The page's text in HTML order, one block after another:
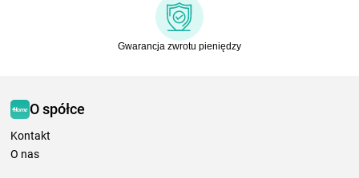
Gwarancja zwrotu pieniędzy
O spółce
Kontakt
O nas